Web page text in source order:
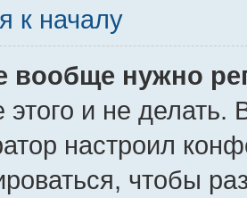
к началу
вообще нужно
и не делать.
настроил
чтобы